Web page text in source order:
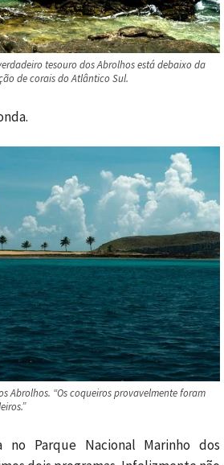
tesouro dos Abrolhos está debaixo da
de corais do Atlântico Sul.
Abrolhos. “Os coqueiros provavelmente foram
no Parque Nacional Marinho dos